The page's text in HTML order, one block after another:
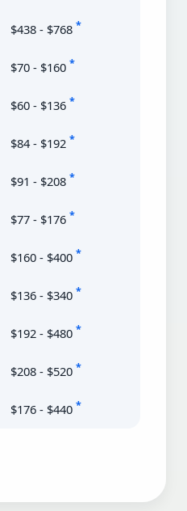
$438 - $768*
$70 - $160*
$60 - $136*
$84 - $192*
$91 - $208*
$77 - $176*
$160 - $400*
$136 - $340*
$192 - $480*
$208 - $520*
$176 - $440*